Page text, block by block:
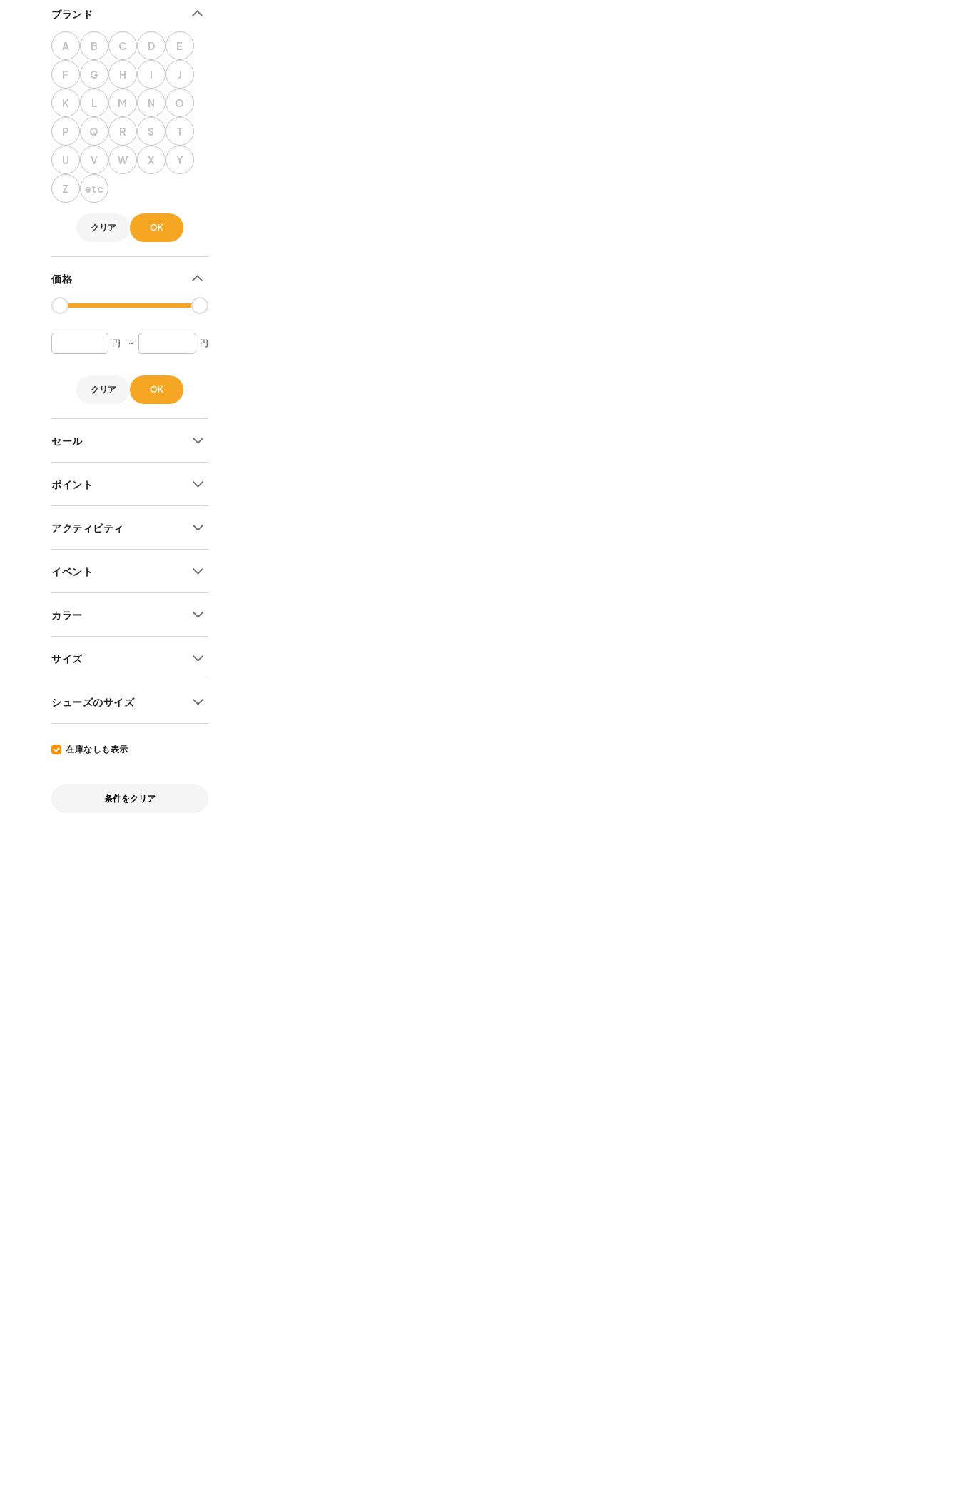
テーブル・チェア
ランタン・ライト
焚き火台・グリル
燃焼器具・燃料
ナイフ・刃物
調理器具
食器・カトラリー
コンテナ・ギアケース
ラックスタンド
クーラーボックス
水筒・ボトル
グランドシート
インテリア
防災・サバイバル
食品
ガーデニング
雑誌・書籍
ブランド
A B C D E
F G H I J
K L M N O
P Q R S T
U V W X Y
Z etc
クリア OK
価格
円 ~ 円
クリア OK
セール
10%OFF~
20%OFF~
30%OFF~
40%OFF~
50%OFF~
全セール商品
ポイント
ポイント2倍
ポイント3倍
ポイント5倍
ポイント6倍
ポイント10倍
ポイント15倍
ポイント20倍
アクティビティ
キャンプ
ハイキング
ピクニック
トレッキング・クライミング
バックカントリー・ウィンター
フィッシング
SUP・マリン
サウナ
トラベル
その他
イベント
交換送料片道無料
予約商品
当店限定アイテム
購入特典あり
カラー
サイズ
S
M
L
XL
シューズのサイズ
22cm
22.5cm
在庫なしも表示
条件をクリア